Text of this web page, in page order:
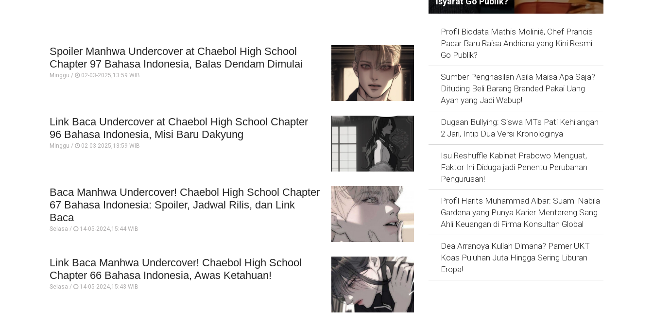
Spoiler Manhwa Undercover at Chaebol High School
Chapter 97 Bahasa Indonesia, Balas Dendam Dimulai
Minggu / 02-03-2025,13:59 WIB
Link Baca Undercover at Chaebol High School Chapter
96 Bahasa Indonesia, Misi Baru Dakyung
Minggu / 02-03-2025,13:59 WIB
Baca Manhwa Undercover! Chaebol High School Chapter
67 Bahasa Indonesia: Spoiler, Jadwal Rilis, dan Link
Baca
Selasa / 14-05-2024,15:44 WIB
Link Baca Manhwa Undercover! Chaebol High School
Chapter 66 Bahasa Indonesia, Awas Ketahuan!
Selasa / 14-05-2024,15:43 WIB
Profil Biodata Mathis Molinié, Chef Prancis
Pacar Baru Raisa Andriana yang Kini Resmi
Go Publik?
Sumber Penghasilan Asila Maisa Apa Saja?
Dituding Beli Barang Branded Pakai Uang
Ayah yang Jadi Wabup!
Dugaan Bullying: Siswa MTs Pati Kehilangan
2 Jari, Intip Dua Versi Kronologinya
Isu Reshuffle Kabinet Prabowo Menguat,
Faktor Ini Diduga jadi Penentu Perubahan
Pengurusan!
Profil Harits Muhammad Albar: Suami Nabila
Gardena yang Punya Karier Mentereng Sang
Ahli Keuangan di Firma Konsultan Global
Dea Arranoya Kuliah Dimana? Pamer UKT
Koas Puluhan Juta Hingga Sering Liburan
Eropa!